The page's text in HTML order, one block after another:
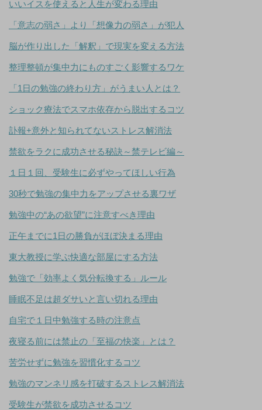
いいイスを使えると人生が変わる理由
「意志の弱さ」より「想像力の弱さ」が犯人
脳が作り出した「解釈」で現実を変える方法
整理整頓が集中力にものすごく影響するワケ
「1日の勉強の終わり方」がうまい人とは？
ショック療法でスマホ依存から脱出するコツ
訃報+意外と知られてないストレス解消法
禁欲をラクに成功させる秘訣～禁テレビ編～
１日１回、受験生に必ずやってほしい行為
30秒で勉強の集中力をアップさせる裏ワザ
勉強中の“あの欲望”に注意すべき理由
正午までに1日の勝負がほぼ決まる理由
東大教授に学ぶ快適な部屋にする方法
勉強で「効率よく気分転換する」ルール
睡眠不足は超ダサいと言い切れる理由
自宅で１日中勉強する時の注意点
夜寝る前には禁止の「至福の快楽」とは？
苦労せずに勉強を習慣化するコツ
勉強のマンネリ感を打破するストレス解消法
受験生が禁欲を成功させるコツ